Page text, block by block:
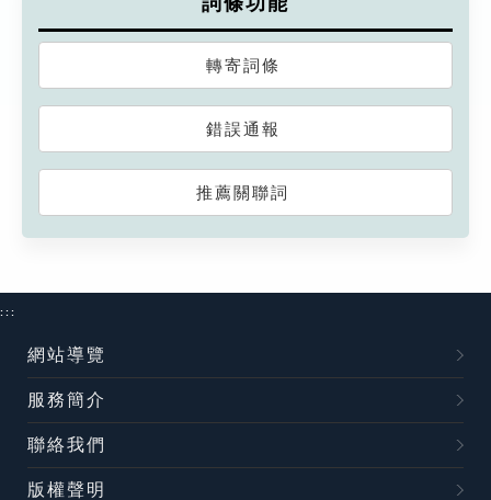
轉寄詞條
錯誤通報
推薦關聯詞
:::
網站導覽
服務簡介
聯絡我們
版權聲明